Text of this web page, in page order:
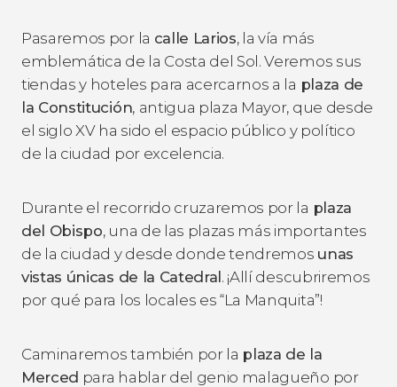
Pasaremos por la calle Larios, la vía más
emblemática de la Costa del Sol. Veremos sus
tiendas y hoteles para acercarnos a la plaza de
la Constitución, antigua plaza Mayor, que desde
el siglo XV ha sido el espacio público y político
de la ciudad por excelencia.
Durante el recorrido cruzaremos por la plaza
del Obispo, una de las plazas más importantes
de la ciudad y desde donde tendremos unas
vistas únicas de la Catedral. ¡Allí descubriremos
por qué para los locales es “La Manquita”!
Caminaremos también por la plaza de la
Merced para hablar del genio malagueño por